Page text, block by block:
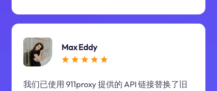
Max Eddy
我们已使用 911proxy 提供的 API 链接替换了旧